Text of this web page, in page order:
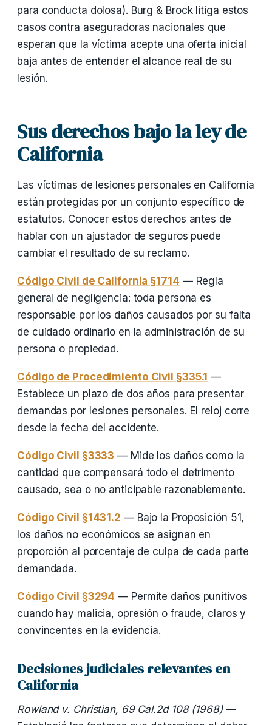
para conducta dolosa). Burg & Brock litiga estos
casos contra aseguradoras nacionales que
esperan que la víctima acepte una oferta inicial
baja antes de entender el alcance real de su
lesión.
Sus derechos bajo la ley de
California
Las víctimas de lesiones personales en California
están protegidas por un conjunto específico de
estatutos. Conocer estos derechos antes de
hablar con un ajustador de seguros puede
cambiar el resultado de su reclamo.
Código Civil de California §1714 — Regla
general de negligencia: toda persona es
responsable por los daños causados por su falta
de cuidado ordinario en la administración de su
persona o propiedad.
Código de Procedimiento Civil §335.1 —
Establece un plazo de dos años para presentar
demandas por lesiones personales. El reloj corre
desde la fecha del accidente.
Código Civil §3333 — Mide los daños como la
cantidad que compensará todo el detrimento
causado, sea o no anticipable razonablemente.
Código Civil §1431.2 — Bajo la Proposición 51,
los daños no económicos se asignan en
proporción al porcentaje de culpa de cada parte
demandada.
Código Civil §3294 — Permite daños punitivos
cuando hay malicia, opresión o fraude, claros y
convincentes en la evidencia.
Decisiones judiciales relevantes en
California
Rowland v. Christian, 69 Cal.2d 108 (1968)—